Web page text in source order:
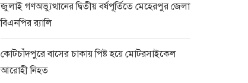
জুলাই গণঅভ্যুত্থানের দ্বিতীয় বর্ষপূর্তিতে মেহেরপুর জেলা
বিএনপির র‍্যালি
কোটচাঁদপুরে বাসের চাকায় পিষ্ট হয়ে মোটরসাইকেল
আরোহী নিহত